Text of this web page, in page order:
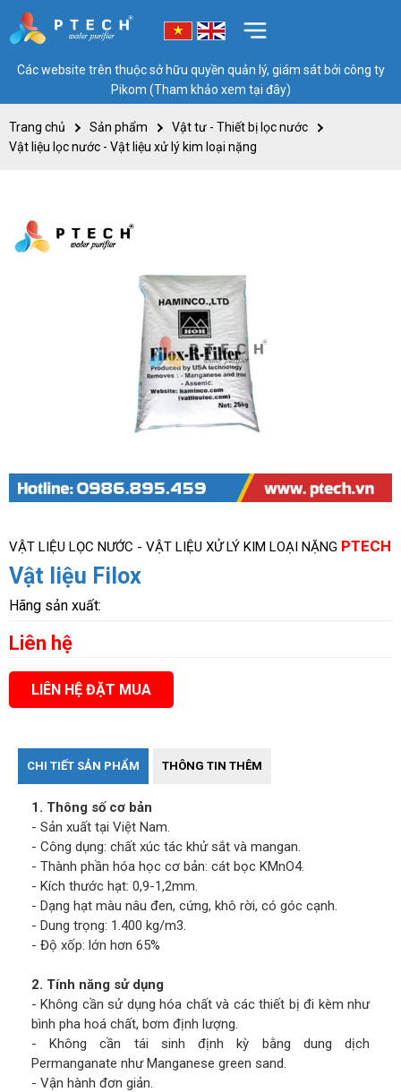
Các website trên thuộc sở hữu quyền quản lý, giám sát bởi công ty
Pikom (Tham khảo xem tại đây)
Trang chủ Sản phẩm
Vật tư - Thiết bị lọc nước
Vật liệu lọc nước - Vật liệu xử lý kim loại nặng
VẬT LIỆU LỌC NƯỚC - VẬT LIỆU XỬ LÝ KIM LOẠI NẶNG PTECH
Vật liệu Filox
Hãng sản xuất:
Liên hệ
LIÊN HỆ ĐẶT MUA
CHI TIẾT SẢN PHẨM THÔNG TIN THÊM
1. Thông số cơ bản
- Sản xuất tại Việt Nam.
- Công dụng: chất xúc tác khử sắt và mangan.
- Thành phần hóa học cơ bản: cát bọc KMnO4.
- Kích thước hạt: 0,9-1,2mm.
- Dạng hạt màu nâu đen, cứng, khô rời, có góc cạnh.
- Dung trọng: 1.400 kg/m3.
- Độ xốp: lớn hơn 65%
2. Tính năng sử dụng
- Không cần sử dụng hóa chất và các thiết bị đi kèm như
bình pha hoá chất, bơm định lượng.
- Không cần tái sinh định kỳ bằng dung dịch
Permanganate như Manganese green sand.
- Vận hành đơn giản.